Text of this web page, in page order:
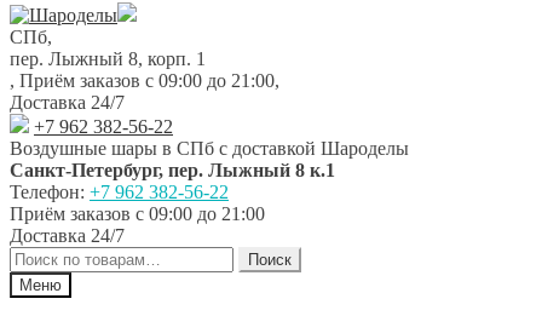
Перейти
к
навигации
Перейти
к
содержимому
СПб,
пер. Лыжный 8, корп. 1
, Приём заказов с 09:00 до 21:00,
Доставка 24/7
+7 962 382-56-22
Воздушные шары в СПб с доставкой Шароделы
Санкт-Петербург, пер. Лыжный 8 к.1
Телефон: +7 962 382-56-22
Приём заказов с 09:00 до 21:00
Доставка 24/7
Искать:
Поиск
Меню